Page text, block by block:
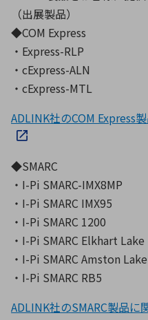
（出展製品）
◆COM Express
・Express-RLP
・cExpress-ALN
・cExpress-MTL
ADLINK社のCOM Express
◆SMARC
・I-Pi SMARC-IMX8MP
・I-Pi SMARC IMX95
・I-Pi SMARC 1200
・I-Pi SMARC Elkhart Lake
・I-Pi SMARC Amston Lake
・I-Pi SMARC RB5
ADLINK社のSMARC製品に